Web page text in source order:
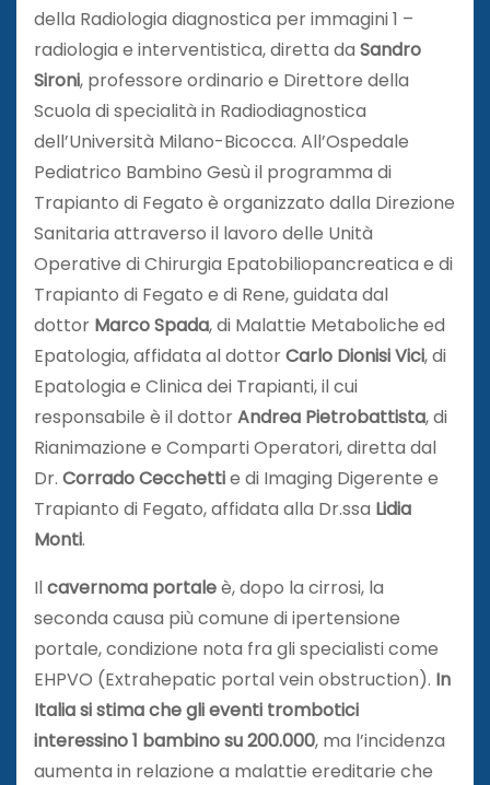
della Radiologia diagnostica per immagini 1 –
radiologia e interventistica, diretta da Sandro
Sironi, professore ordinario e Direttore della
Scuola di specialità in Radiodiagnostica
dell’Università Milano-Bicocca. All’Ospedale
Pediatrico Bambino Gesù il programma di
Trapianto di Fegato è organizzato dalla Direzione
Sanitaria attraverso il lavoro delle Unità
Operative di Chirurgia Epatobiliopancreatica e di
Trapianto di Fegato e di Rene, guidata dal
dottor Marco Spada, di Malattie Metaboliche ed
Epatologia, affidata al dottorCarlo Dionisi Vici, di
Epatologia e Clinica dei Trapianti, il cui
responsabile è il dottorAndrea Pietrobattista, di
Rianimazione e Comparti Operatori, diretta dal
Dr. Corrado Cecchettie di Imaging Digerente e
Trapianto di Fegato, affidata alla Dr.ssa Lidia
Monti.
Ilcavernoma portaleè, dopo la cirrosi, la
seconda causa più comune di ipertensione
portale, condizione nota fra gli specialisti come
EHPVO (Extrahepatic portal vein obstruction). In
Italia si stima che gli eventi trombotici
interessino 1 bambino su 200.000, ma l’incidenza
aumenta in relazione a malattie ereditarie che